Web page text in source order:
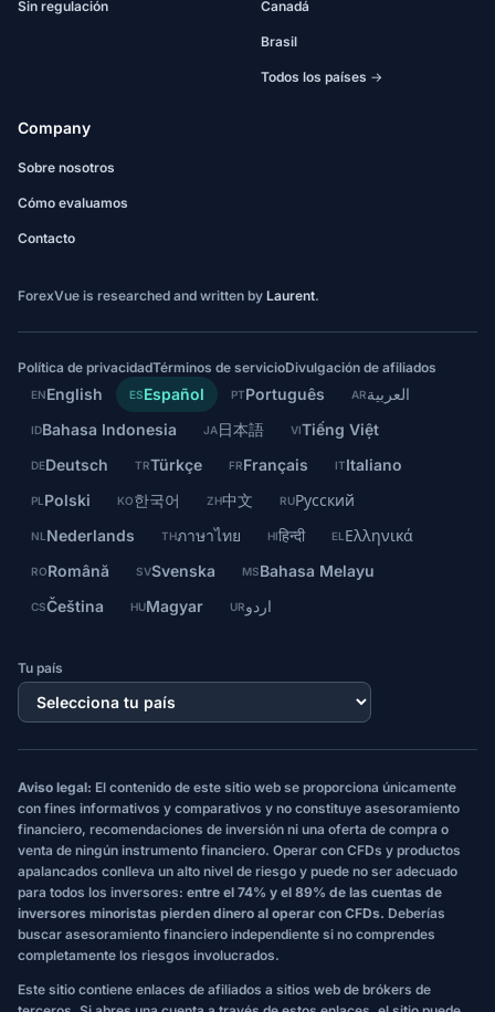
Sin regulación Canadá
Brasil
Todos los países →
Company
Sobre nosotros
Cómo evaluamos
Contacto
ForexVue is researched and written by Laurent.
Política de privacidadTérminos de servicioDivulgación de afiliados
ENEnglish ESEspañol PTPortuguês ARالعربية
IDBahasa Indonesia JA日本語 VITiếng Việt
DEDeutsch TRTürkçe FRFrançais ITItaliano
PL Polski KO한국어 ZH中文 RUРусский
NL Nederlands THภาษาไทย HIहिन्दी EL Ελληνικά
RORomână SVSvenska MSBahasa Melayu
CSČeština HUMagyar URاردو
Tu país
Aviso legal: El contenido de este sitio web se proporciona únicamente
con fines informativos y comparativos y no constituye asesoramiento
financiero, recomendaciones de inversión ni una oferta de compra o
venta de ningún instrumento financiero. Operar con CFDs y productos
apalancados conlleva un alto nivel de riesgo y puede no ser adecuado
para todos los inversores: entre el 74% y el 89% de las cuentas de
inversores minoristas pierden dinero al operar con CFDs. Deberías
buscar asesoramiento financiero independiente si no comprendes
completamente los riesgos involucrados.
Este sitio contiene enlaces de afiliados a sitios web de brókers de